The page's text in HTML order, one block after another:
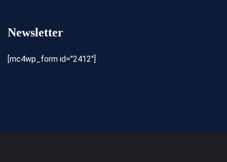
Newsletter
[mc4wp_form id="2412"]